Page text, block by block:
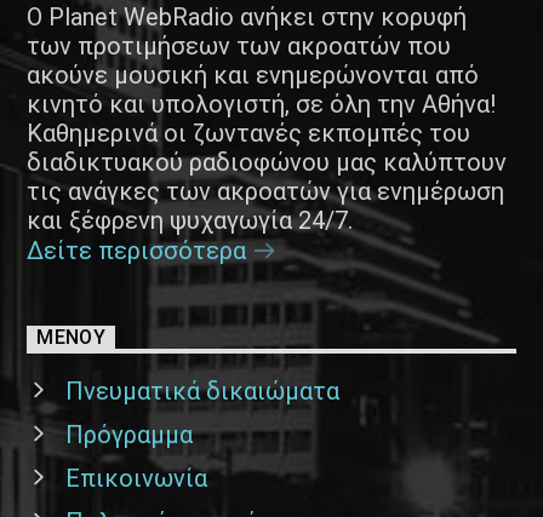
Ο Planet WebRadio ανήκει στην κορυφή
των προτιμήσεων των ακροατών που
ακούνε μουσική και ενημερώνονται από
κινητό και υπολογιστή, σε όλη την Αθήνα!
Καθημερινά οι ζωντανές εκπομπές του
διαδικτυακού ραδιοφώνου μας καλύπτουν
τις ανάγκες των ακροατών για ενημέρωση
και ξέφρενη ψυχαγωγία 24/7.
Δείτε περισσότερα
ΜΕΝΟΥ
Πνευματικά δικαιώματα
Πρόγραμμα
Επικοινωνία